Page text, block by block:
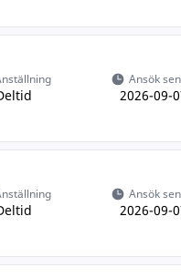
Ansök
2026-09-
Ansök
2026-09-